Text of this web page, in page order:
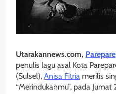
Utarakannews.com, Parepare
penulis lagu asal Kota
(Sulsel), Anisa Fitria merilis
“Merindukanmu”, pada